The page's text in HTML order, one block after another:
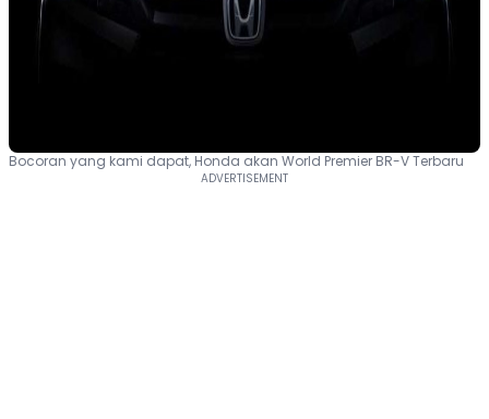
Bocoran yang kami dapat, Honda akan World Premier BR-V Terbaru